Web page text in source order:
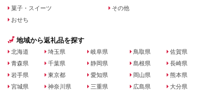
菓子・スイーツ
おせち
その他
地域から返礼品を探す
北海道
青森県
岩手県
宮城県
埼玉県
千葉県
東京都
神奈川県
岐阜県
静岡県
愛知県
三重県
鳥取県
島根県
岡山県
広島県
佐賀県
長崎県
熊本県
大分県